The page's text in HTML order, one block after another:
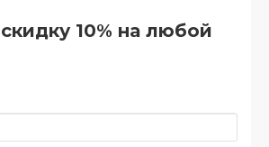
10% на любой